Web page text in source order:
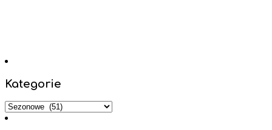
Kategorie
Kategorie